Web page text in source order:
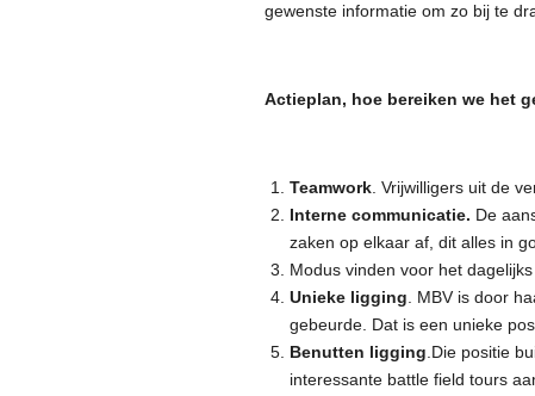
gewenste informatie om zo bij te
Actieplan, hoe bereiken we het
Teamwork . Vrijwilligers uit de
Interne communicatie. De
zaken op elkaar af, dit alles in
Modus vinden voor het
Unieke ligging . MBV is door
gebeurde. Dat is een unieke
Benutten ligging .Die positie
interessante battle field tours